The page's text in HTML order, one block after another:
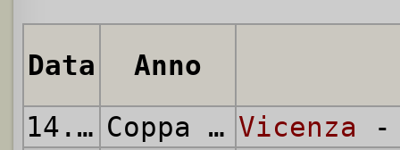
Data
Anno
14.08.2011
Coppa Italia Vicenza -